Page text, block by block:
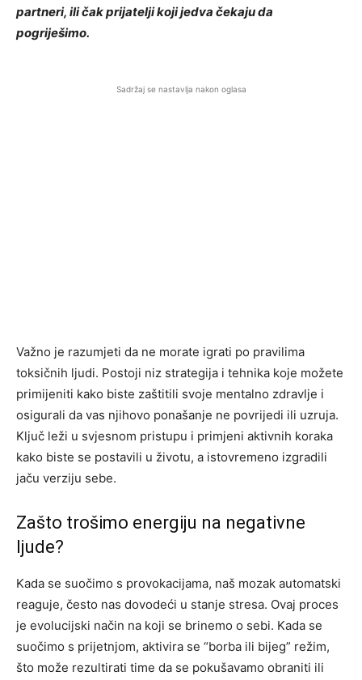
partneri, ili čak prijatelji koji jedva čekaju da
pogriješimo.
Sadržaj se nastavlja nakon oglasa
Važno je razumjeti da ne morate igrati po pravilima
toksičnih ljudi. Postoji niz strategija i tehnika koje možete
primijeniti kako biste zaštitili svoje mentalno zdravlje i
osigurali da vas njihovo ponašanje ne povrijedi ili uzruja.
Ključ leži u svjesnom pristupu i primjeni aktivnih koraka
kako biste se postavili u životu, a istovremeno izgradili
jaču verziju sebe.
Zašto trošimo energiju na negativne
ljude?
Kada se suočimo s provokacijama, naš mozak automatski
reaguje, često nas dovodeći u stanje stresa. Ovaj proces
je evolucijski način na koji se brinemo o sebi. Kada se
suočimo s prijetnjom, aktivira se “borba ili bijeg” režim,
što može rezultirati time da se pokušavamo obraniti ili